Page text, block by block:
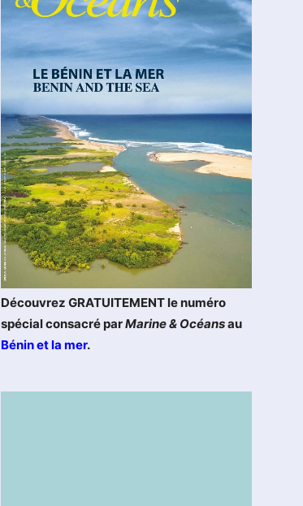
Découvrez GRATUITEMENT le numéro
spécial consacré parMarine & Océansau
Bénin et la mer.